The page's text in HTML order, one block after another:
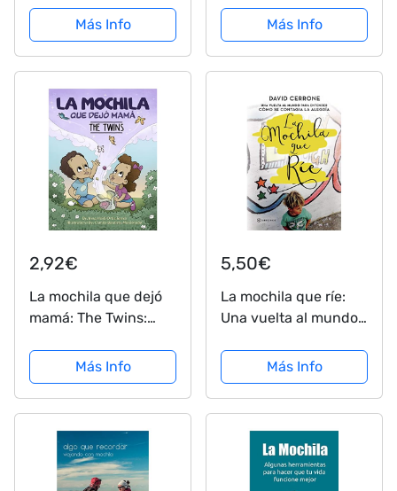
multifuncionales para
las mujeres niñas,
elegantes bolsos
duradera para viajes
de...
Más Info
Adolescentes
Impermeable Nylon
Multi-Bolsillo 30L
Más Info
2,92€
La mochila que dejó
mamá: The Twins:
(English Edition)
Más Info
5,50€
La mochila que ríe:
Una vuelta al mundo
se contagia la alegría
Más Info